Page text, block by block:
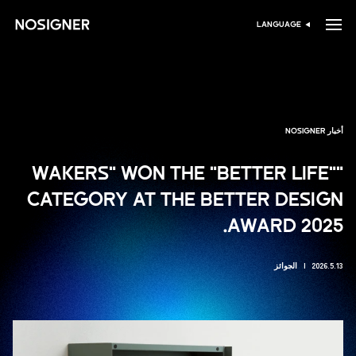
الرئيسية اختر اللغة
LANGUAGE
أخبار NOSIGNER
"WAKERS" WON THE "BETTER LIFE"
CATEGORY AT THE BETTER DESIGN
AWARD 2025.
2026.5.13 الجوائز